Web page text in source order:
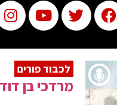
לכבוד פורים
מרדכי בן